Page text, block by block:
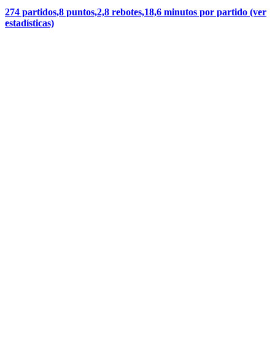
274 partidos,8 puntos,2,8 rebotes,18,6 minutos por partido (ver
estadísticas)